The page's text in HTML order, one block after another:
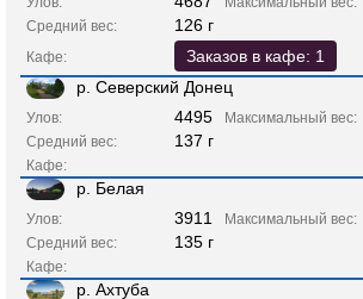
Средний вес: 126 г
Кафе:
Заказов в кафе: 1
р. Северский Донец
Улов: 4495 Максимальный вес:
Средний вес: 137 г
Кафе:
р. Белая
Улов: 3911 Максимальный вес:
Средний вес: 135 г
Кафе:
р. Ахтуба